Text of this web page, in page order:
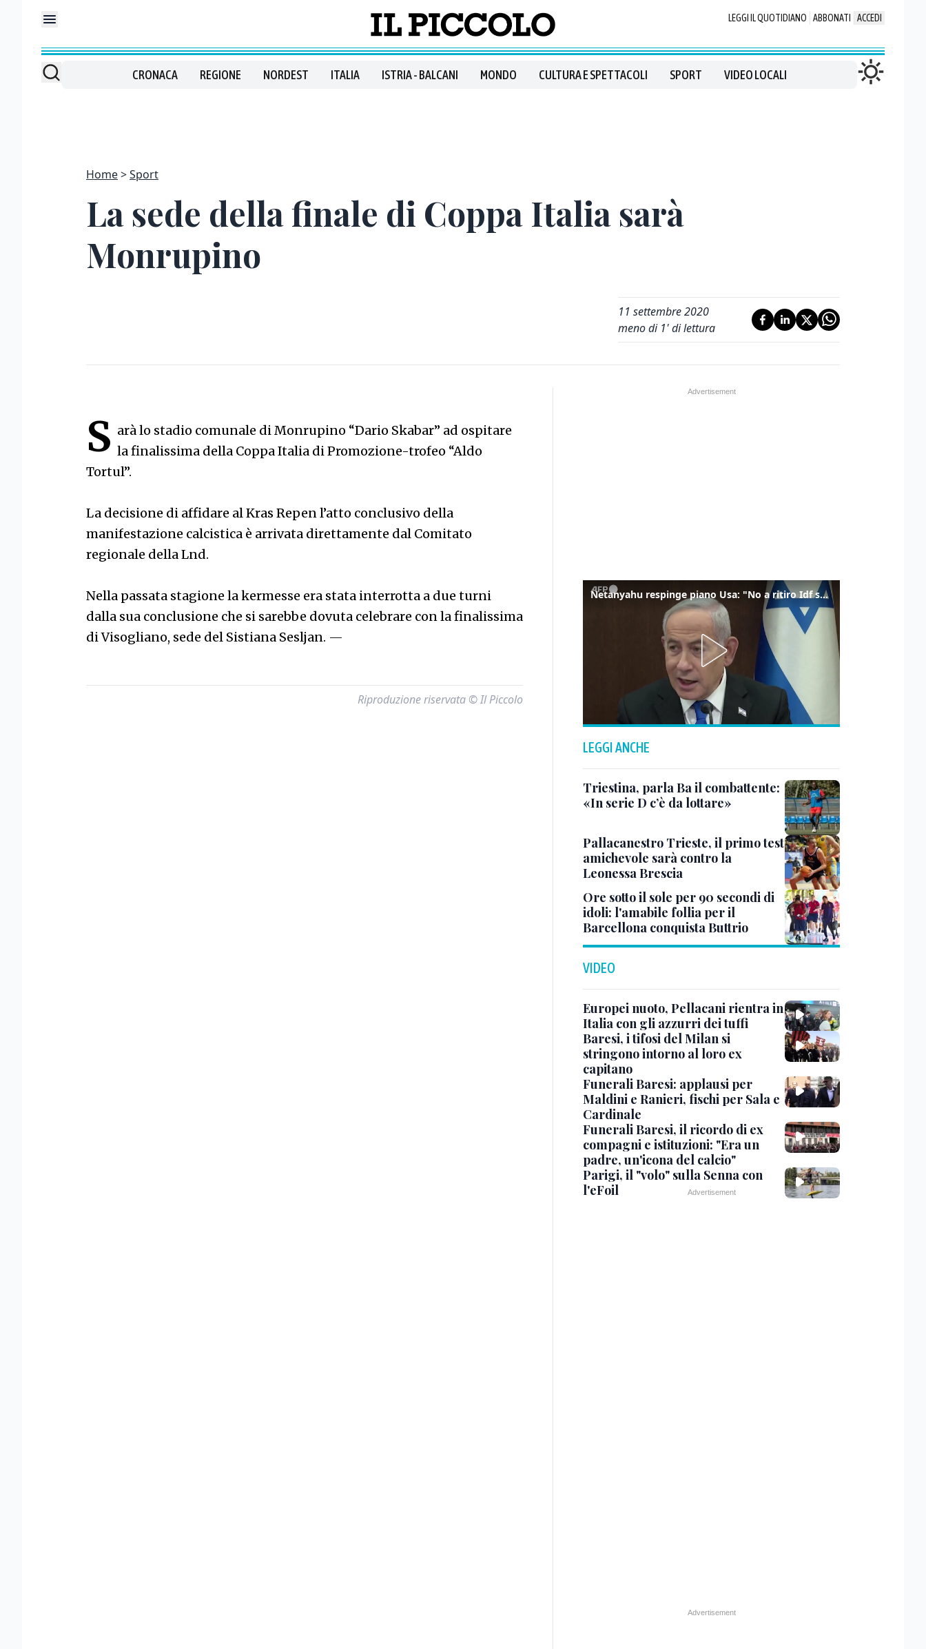
LEGGI IL QUOTIDIANO ABBONATI ACCEDI
CRONACA REGIONE NORDEST ITALIA ISTRIA - BALCANI MONDO CULTURA E SPETTACOLI SPORT VIDEO LOCALI
Home Sport
La sede della finale di Coppa Italia sarà
Monrupino
11 settembre 2020
meno di 1' di lettura
S arà lo stadio comunale di Monrupino “Dario Skabar” ad ospitare
la finalissima della Coppa Italia di Promozione-trofeo “Aldo
Tortul”.
La decisione di affidare al Kras Repen l’atto conclusivo della
manifestazione calcistica è arrivata direttamente dal Comitato
regionale della Lnd.
Nella passata stagione la kermesse era stata interrotta a due turni
dalla sua conclusione che si sarebbe dovuta celebrare con la finalissima
di Visogliano, sede del Sistiana Sesljan. —
Riproduzione riservata © Il Piccolo
Netanyahu respinge piano Usa: "No a ritiro Idf senza disarmo Hamas"
LEGGI ANCHE
Triestina, parla Ba il combattente:
«In serie D c’è da lottare»
Pallacanestro Trieste, il primo test
amichevole sarà contro la
Leonessa Brescia
Ore sotto il sole per 90 secondi di
idoli: l'amabile follia per il
Barcellona conquista Buttrio
VIDEO
Europei nuoto, Pellacani rientra in
Italia con gli azzurri dei tuffi
Baresi, i tifosi del Milan si
stringono intorno al loro ex
capitano
Funerali Baresi: applausi per
Maldini e Ranieri, fischi per Sala e
Cardinale
Funerali Baresi, il ricordo di ex
compagni e istituzioni: "Era un
padre, un'icona del calcio"
Parigi, il "volo" sulla Senna con
l'eFoil